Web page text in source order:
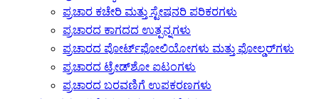
ಪ್ರಚಾರ ಕಚೇರಿ ಮತ್ತು ಸ್ಟೇಷನರಿ ಪರಿಕರಗಳು
ಪ್ರಚಾರದ ಕಾಗದದ ಉತ್ಪನ್ನಗಳು
ಪ್ರಚಾರದ ಪೋರ್ಟ್‌ಫೋಲಿಯೋಗಳು ಮತ್ತು ಫೋಲ್ಡರ್‌ಗಳು
ಪ್ರಚಾರದ ಟ್ರೇಡ್‌ಶೋ ಐಟಂಗಳು
ಪ್ರಚಾರದ ಬರವಣಿಗೆ ಉಪಕರಣಗಳು